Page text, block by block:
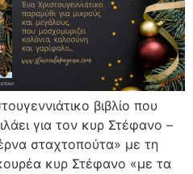
βιβλίο που
για τον κυρ Στέφανο –
σταχτοπούτα» με τη
κυρ Στέφανο «με τα